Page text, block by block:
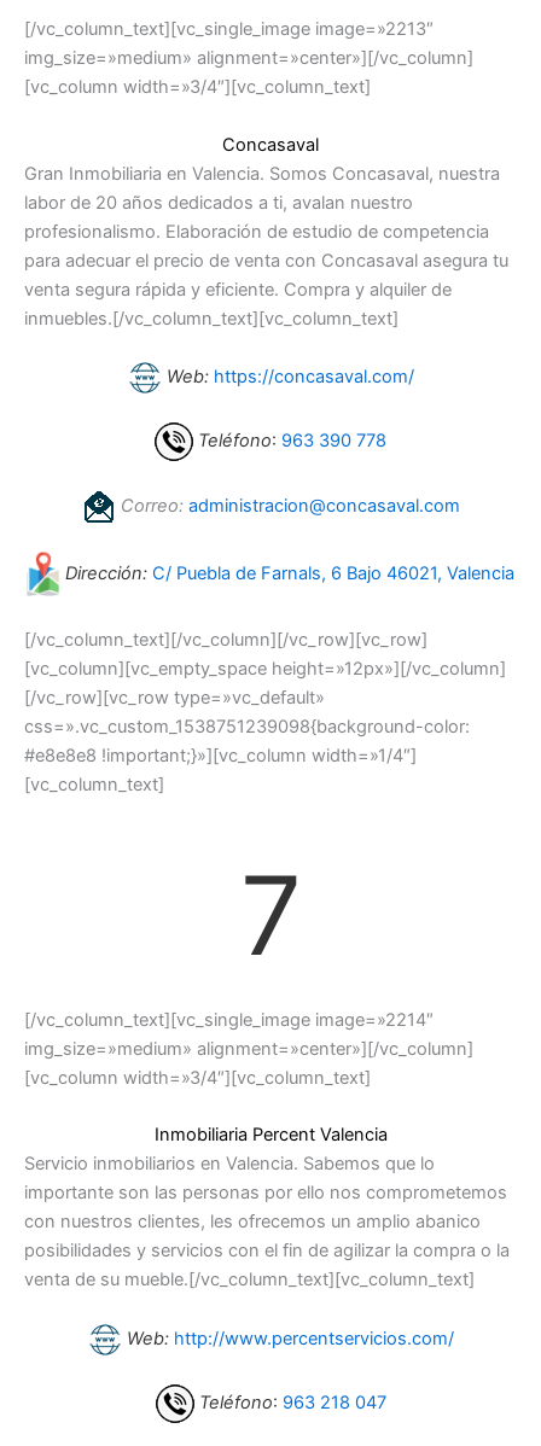
[/vc_column_text][vc_single_image image=»2213″
img_size=»medium» alignment=»center»][/vc_column]
[vc_column width=»3/4″][vc_column_text]
Concasaval
Gran Inmobiliaria en Valencia. Somos Concasaval, nuestra
labor de 20 años dedicados a ti, avalan nuestro
profesionalismo. Elaboración de estudio de competencia
para adecuar el precio de venta con Concasaval asegura tu
venta segura rápida y eficiente. Compra y alquiler de
inmuebles.[/vc_column_text][vc_column_text]
Web: https://concasaval.com/
Teléfono: 963 390 778
Correo: administracion@concasaval.com
Dirección: C/ Puebla de Farnals, 6 Bajo 46021, Valencia
[/vc_column_text][/vc_column][/vc_row][vc_row]
[vc_column][vc_empty_space height=»12px»][/vc_column]
[/vc_row][vc_row type=»vc_default»
css=».vc_custom_1538751239098{background-color:
#e8e8e8 !important;}»][vc_column width=»1/4″]
[vc_column_text]
7
[/vc_column_text][vc_single_image image=»2214″
img_size=»medium» alignment=»center»][/vc_column]
[vc_column width=»3/4″][vc_column_text]
Inmobiliaria Percent Valencia
Servicio inmobiliarios en Valencia. Sabemos que lo
importante son las personas por ello nos comprometemos
con nuestros clientes, les ofrecemos un amplio abanico
posibilidades y servicios con el fin de agilizar la compra o la
venta de su mueble.[/vc_column_text][vc_column_text]
Web: http://www.percentservicios.com/
Teléfono: 963 218 047